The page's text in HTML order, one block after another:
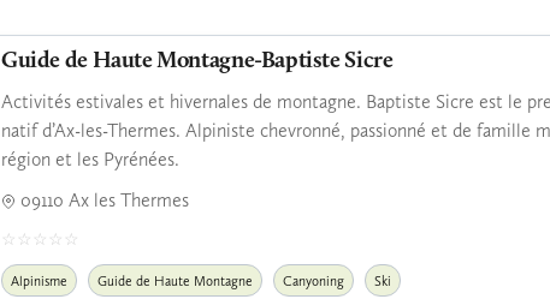
Guide de Haute Montagne-Baptiste Sicre
Activités estivales et hivernales de montagne. Baptiste Sicre est le
natif d’Ax-les-Thermes. Alpiniste chevronné, passionné et de famille
région et les Pyrénées.
09110 Ax les Thermes
Alpinisme Guide de Haute Montagne Canyoning Ski